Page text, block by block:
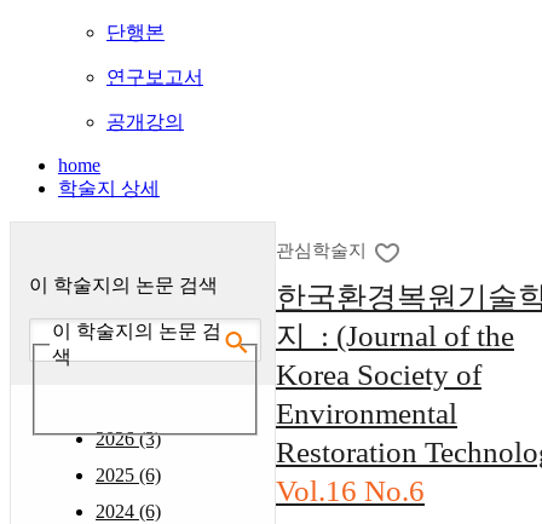
단행본
연구보고서
공개강의
home
학술지 상세
이 학술지의 논문 검색
이 학술지의 논문 검
색
2026 (3)
2025 (6)
2024 (6)
관심학술지
한국환경복원기술
지 : (Journal of the
Korea Society of
Environmental
Restoration
Vol.16 No.6